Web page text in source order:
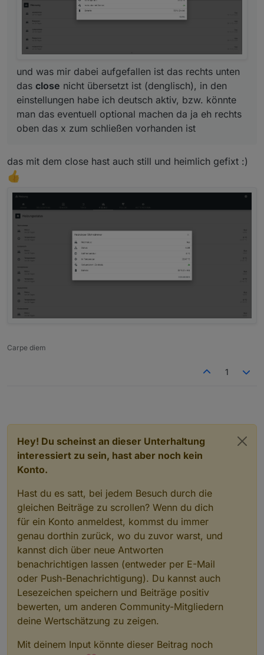
und was mir dabei aufgefallen ist das rechts unten
das close nicht übersetzt ist (denglisch), in den
einstellungen habe ich deutsch aktiv, bzw. könnte
man das eventuell optional machen da ja eh rechts
oben das x zum schließen vorhanden ist
das mit dem close hast auch still und heimlich gefixt :)
Carpe diem
1
Hey! Du scheinst an dieser Unterhaltung
interessiert zu sein, hast aber noch kein
Konto.
Hast du es satt, bei jedem Besuch durch die
gleichen Beiträge zu scrollen? Wenn du dich
für ein Konto anmeldest, kommst du immer
genau dorthin zurück, wo du zuvor warst, und
kannst dich über neue Antworten
benachrichtigen lassen (entweder per E-Mail
oder Push-Benachrichtigung). Du kannst auch
Lesezeichen speichern und Beiträge positiv
bewerten, um anderen Community-Mitgliedern
deine Wertschätzung zu zeigen.
Mit deinem Input könnte dieser Beitrag noch